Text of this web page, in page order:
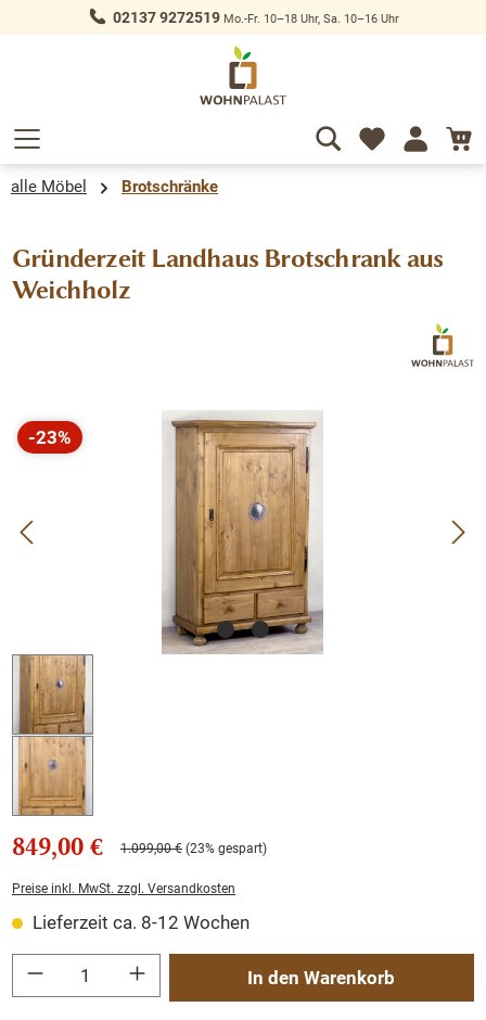
springen 02137 9272519Mo.-Fr. 10–18 Uhr, Sa. 10–16 Uhr
alle Möbel Brotschränke
Gründerzeit Landhaus Brotschrank aus
Weichholz
Bildergalerie überspringen
-23%
Rabatt
849,00 € 1.099,00 € (23% gespart)
Preise inkl. MwSt. zzgl. Versandkosten
Lieferzeit ca. 8-12 Wochen
Produkt Anzahl: Gib den gewünschten Wert ein oder benutze die Schaltflächen
In den Warenkorb